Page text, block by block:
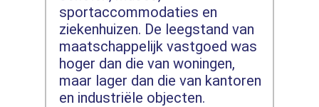
sportaccommodaties en
ziekenhuizen. De leegstand van
maatschappelijk vastgoed was
hoger dan die van woningen,
maar lager dan die van kantoren
en industriële objecten.